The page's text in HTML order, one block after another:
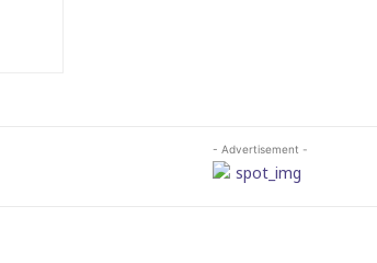
- Advertisement -